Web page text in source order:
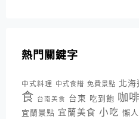
熱門關鍵字
中式料理 中式食譜 免費景點 北海
食 台南美食 台東 吃到飽 咖
宜蘭景點 宜蘭美食 小吃 懶